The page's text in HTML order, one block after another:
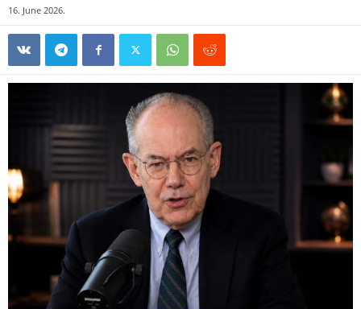
16. June 2026.